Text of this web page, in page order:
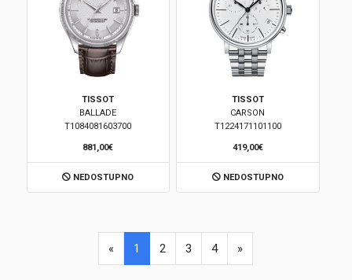
TISSOT
BALLADE
T1084081603700
881,00€
NEDOSTUPNO
TISSOT
CARSON
T1224171101100
419,00€
NEDOSTUPNO
« 1 2 3 4 »